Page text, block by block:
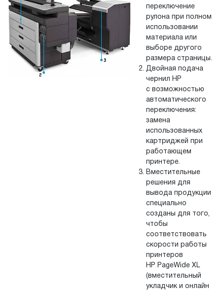
переключение
рулона при полном
использовании
материала или
выборе другого
размера страницы.
Двойная подача
чернил HP
с возможностью
автоматического
переключения:
замена
использованных
картриджей при
работающем
принтере.
Вместительные
решения для
вывода продукции
специально
созданы для того,
чтобы
соответствовать
скорости работы
принтеров
HP PageWide XL
(вместительный
укладчик и онлайн